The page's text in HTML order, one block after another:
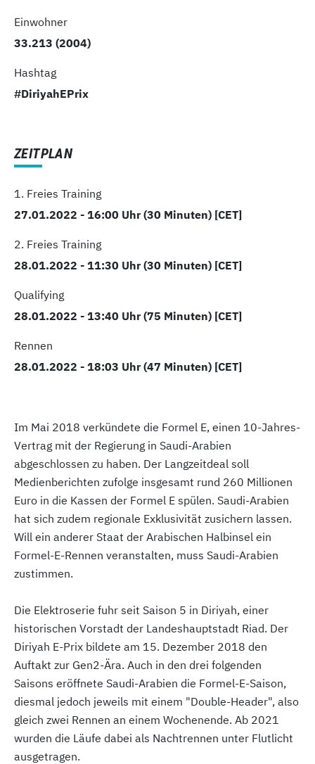
Einwohner
33.213 (2004)
Hashtag
#DiriyahEPrix
ZEITPLAN
1. Freies Training
27.01.2022 - 16:00 Uhr (30 Minuten) [CET]
2. Freies Training
28.01.2022 - 11:30 Uhr (30 Minuten) [CET]
Qualifying
28.01.2022 - 13:40 Uhr (75 Minuten) [CET]
Rennen
28.01.2022 - 18:03 Uhr (47 Minuten) [CET]
Im Mai 2018 verkündete die Formel E, einen 10-Jahres-
Vertrag mit der Regierung in Saudi-Arabien
abgeschlossen zu haben. Der Langzeitdeal soll
Medienberichten zufolge insgesamt rund 260 Millionen
Euro in die Kassen der Formel E spülen. Saudi-Arabien
hat sich zudem regionale Exklusivität zusichern lassen.
Will ein anderer Staat der Arabischen Halbinsel ein
Formel-E-Rennen veranstalten, muss Saudi-Arabien
zustimmen.
Die Elektroserie fuhr seit Saison 5 in Diriyah, einer
historischen Vorstadt der Landeshauptstadt Riad. Der
Diriyah E-Prix bildete am 15. Dezember 2018 den
Auftakt zur Gen2-Ära. Auch in den drei folgenden
Saisons eröffnete Saudi-Arabien die Formel-E-Saison,
diesmal jedoch jeweils mit einem "Double-Header", also
gleich zwei Rennen an einem Wochenende. Ab 2021
wurden die Läufe dabei als Nachtrennen unter Flutlicht
ausgetragen.